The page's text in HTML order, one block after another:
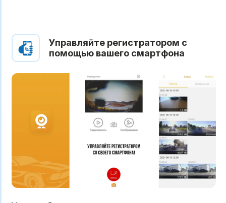
Управляйте регистратором с
помощью вашего смартфона